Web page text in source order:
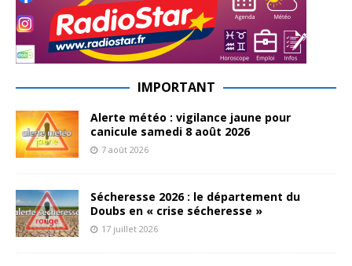
IMPORTANT
Alerte météo : vigilance jaune pour
canicule samedi 8 août 2026
7 août 2026
Sécheresse 2026 : le département du
Doubs en « crise sécheresse »
17 juillet 2026